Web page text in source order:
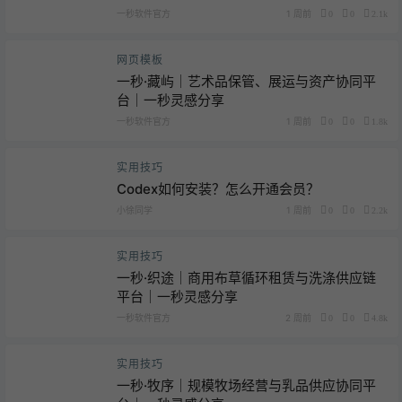
一秒软件官方 1 周前 2.1k
网页模板
一秒·藏屿｜艺术品保管、展运与资产协同平
台｜一秒灵感分享
一秒软件官方 1 周前 1.8k
实用技巧
Codex如何安装？怎么开通会员？
小徐同学 1 周前 2.2k
实用技巧
一秒·织途｜商用布草循环租赁与洗涤供应链
平台｜一秒灵感分享
一秒软件官方 2 周前 4.8k
实用技巧
一秒·牧序｜规模牧场经营与乳品供应协同平